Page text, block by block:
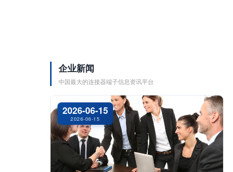
企业新闻
中国最大的连接器端子信息资讯平台
2026-06-15
2026-06-15